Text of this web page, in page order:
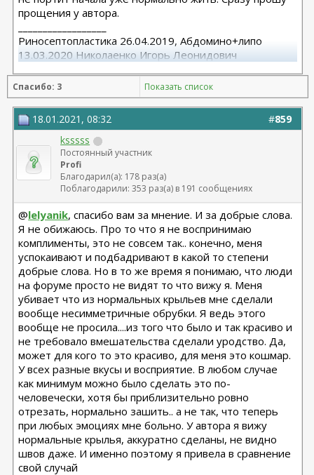
прощения у автора.
Риносептопластика 26.04.2019, Абдомино+липо
13.03.2020 Николаенко Игорь Леонидович
Спасибо: 3 Показать список
#859
18.01.2021, 08:32
ksssss
Постоянный участник
Profi
Благодарил(а): 178 раз(а)
Поблагодарили: 353 раз(а) в 191 сообщениях
@lelyanik, спасибо вам за мнение. И за добрые слова.
Я не обижаюсь. Про то что я не воспринимаю
комплименты, это не совсем так.. конечно, меня
успокаивают и подбадривают в какой то степени
добрые слова. Но в то же время я понимаю, что люди
на форуме просто не видят то что вижу я. Меня
убивает что из нормальных крыльев мне сделали
вообще несимметричные обрубки. Я ведь этого
вообще не просила....из того что было и так красиво и
не требовало вмешательства сделали уродство. Да,
может для кого то это красиво, для меня это кошмар.
У всех разные вкусы и восприятие. В любом случае
как минимум можно было сделать это по-
человечески, хотя бы приблизительно ровно
отрезать, нормально зашить.. а не так, что теперь
при любых эмоциях мне больно. У автора я вижу
нормальные крылья, аккуратно сделаны, не видно
швов даже. И именно поэтому я привела в сравнение
свой случай